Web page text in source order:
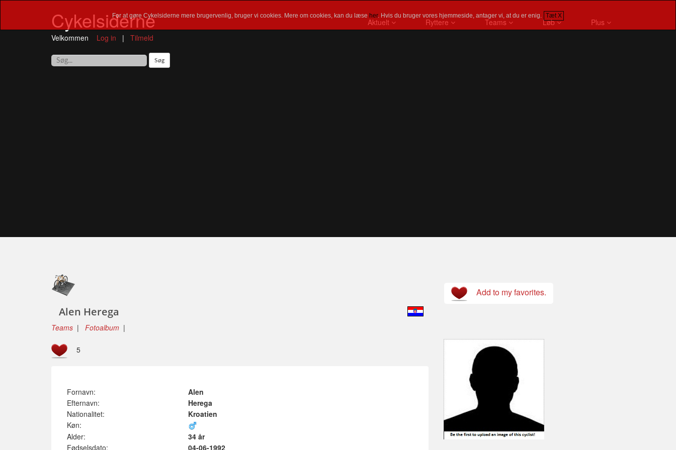
For at gøre Cykelsiderne mere brugervenlig, bruger vi cookies. Mere om cookies, kan du læse her. Hvis du bruger vores hjemmeside, antager vi, at du er enig. Tæt X
Cykelsiderne
Velkommen Log in | Tilmeld
Aktuelt Ryttere Teams Løb Plus
Alen Herega
Teams | Fotoalbum |
5
Fornavn:
Alen
Efternavn:
Herega
Nationalitet:
Kroatien
Køn:
Alder:
34 år
Fødselsdato:
04-06-1992
Add to my favorites.